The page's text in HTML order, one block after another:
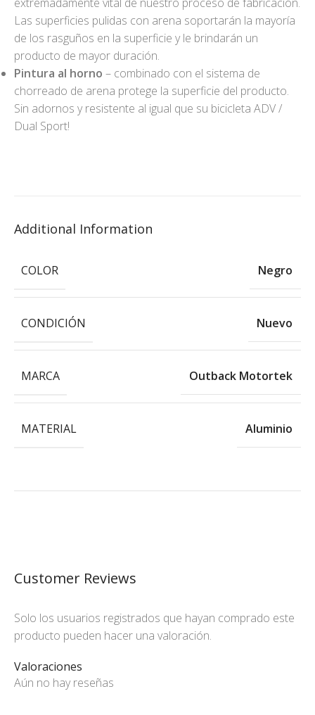
Las superficies pulidas con arena soportarán la mayoría
de los rasguños en la superficie y le brindarán un
producto de mayor duración.
Pintura al horno – combinado con el sistema de
chorreado de arena protege la superficie del producto.
Sin adornos y resistente al igual que su bicicleta ADV /
Dual Sport!
Additional Information
COLOR Negro
CONDICIÓN Nuevo
MARCA Outback Motortek
MATERIAL Aluminio
Customer Reviews
Valoraciones
Aún no hay reseñas
Solo los usuarios registrados que hayan comprado este
producto pueden hacer una valoración.